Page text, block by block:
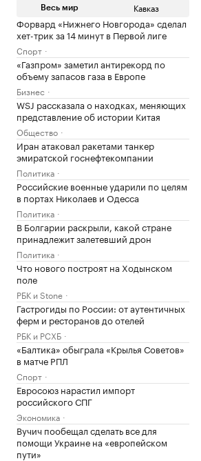
Весь мир Кавказ
Форвард «Нижнего Новгорода» сделал
хет-трик за 14 минут в Первой лиге
Спорт
«Газпром» заметил антирекорд по
объему запасов газа в Европе
Бизнес
WSJ рассказала о находках, меняющих
представление об истории Китая
Общество
Иран атаковал ракетами танкер
эмиратской госнефтекомпании
Политика
Российские военные ударили по целям
в портах Николаев и Одесса
Политика
В Болгарии раскрыли, какой стране
принадлежит залетевший дрон
Политика
Что нового построят на Ходынском
поле
РБК и Stone
Гастрогиды по России: от аутентичных
ферм и ресторанов до отелей
РБК и РСХБ
«Балтика» обыграла «Крылья Советов»
в матче РПЛ
Спорт
Евросоюз нарастил импорт
российского СПГ
Экономика
Вучич пообещал сделать все для
помощи Украине на «европейском
пути»